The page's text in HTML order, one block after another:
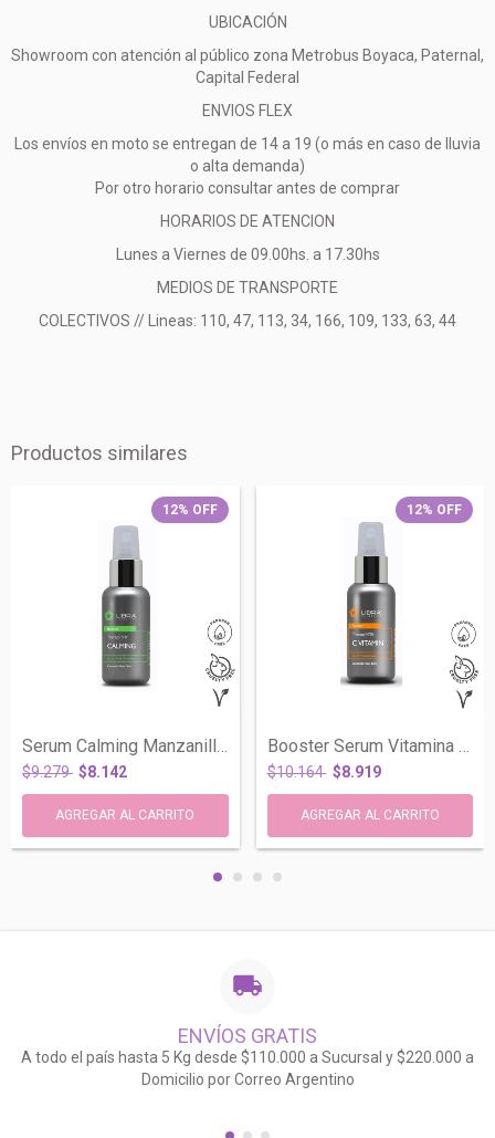
UBICACIÓN
Showroom con atención al público zona Metrobus Boyaca, Paternal,
Capital Federal
ENVIOS FLEX
Los envíos en moto se entregan de 14 a 19 (o más en caso de lluvia
o alta demanda)
Por otro horario consultar antes de comprar
HORARIOS DE ATENCION
Lunes a Viernes de 09.00hs. a 17.30hs
MEDIOS DE TRANSPORTE
COLECTIVOS // Lineas: 110, 47, 113, 34, 166, 109, 133, 63, 44
Productos similares
12% OFF
$9.279 $8.142
12% OFF
$10.164 $8.919
ENVÍOS GRATIS
A todo el país hasta 5 Kg desde $110.000 a Sucursal y $220.000 a
Domicilio por Correo Argentino